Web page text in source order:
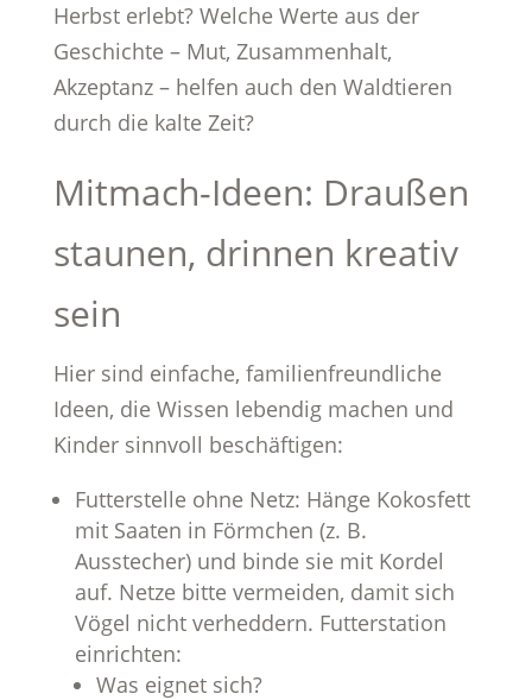
Herbst erlebt? Welche Werte aus der
Geschichte – Mut, Zusammenhalt,
Akzeptanz – helfen auch den Waldtieren
durch die kalte Zeit?
Mitmach-Ideen: Draußen
staunen, drinnen kreativ
sein
Hier sind einfache, familienfreundliche
Ideen, die Wissen lebendig machen und
Kinder sinnvoll beschäftigen:
Futterstelle ohne Netz: Hänge Kokosfett
mit Saaten in Förmchen (z. B.
Ausstecher) und binde sie mit Kordel
auf. Netze bitte vermeiden, damit sich
Vögel nicht verheddern. Futterstation
einrichten:
Was eignet sich?